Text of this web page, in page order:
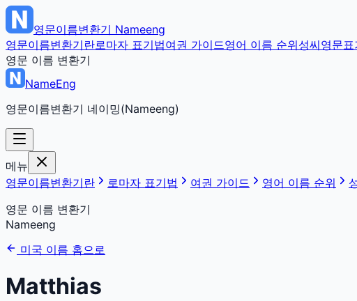
영문이름변환기 Nameeng
영문이름변환기란로마자 표기법여권 가이드영어 이름 순위성씨영문표
영문 이름 변환기
NameEng
영문이름변환기 네이밍(Nameeng)
메뉴
영문이름변환기란
로마자 표기법 여권 가이드 영어 이름 순위
영문 이름 변환기
Nameeng
미국 이름 홈으로
Matthias